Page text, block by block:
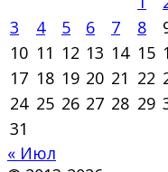
3
4 5 6 7 8
10 11 12 13 14 15
17 18 19 20 21 22
24 25 26 27 28 29
31
« Июл